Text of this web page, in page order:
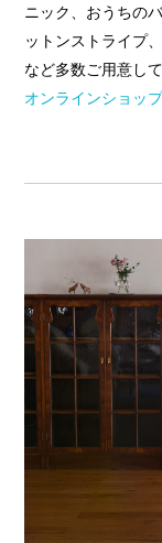
ニック、おうちの
ットンストライプ
など多数ご用意し
オンラインショッ